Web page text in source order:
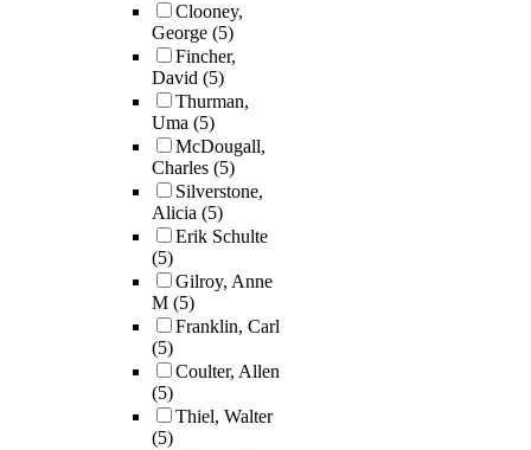
Clooney,
George (5)
Fincher,
David (5)
Thurman,
Uma (5)
McDougall,
Charles (5)
Silverstone,
Alicia (5)
Erik Schulte
(5)
Gilroy, Anne
M (5)
Franklin, Carl
(5)
Coulter, Allen
(5)
Thiel, Walter
(5)